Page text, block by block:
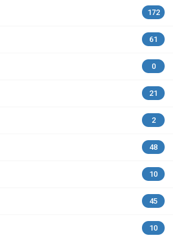
172
61
0
21
2
48
10
45
10